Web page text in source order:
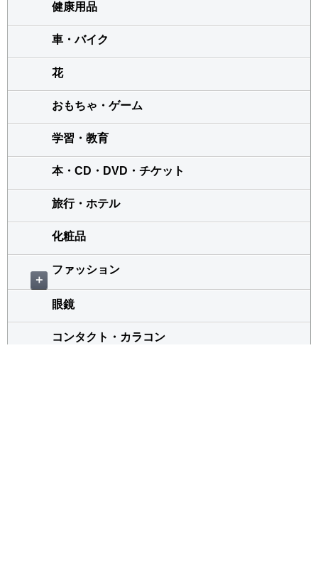
健康用品
車・バイク
花
おもちゃ・ゲーム
学習・教育
本・CD・DVD・チケット
旅行・ホテル
化粧品
＋
ファッション
眼鏡
コンタクト・カラコン